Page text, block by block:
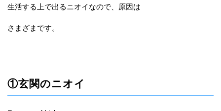
生活する上で出るニオイなので、原因は
さまざまです。
①玄関のニオイ